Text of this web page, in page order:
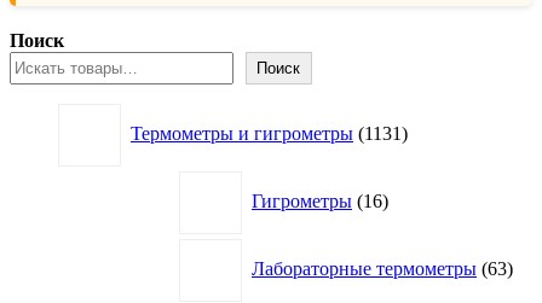
Поиск
Поиск
Термометры и гигрометры 1131товар
Гигрометры 16товаров
Лабораторные термометры 63